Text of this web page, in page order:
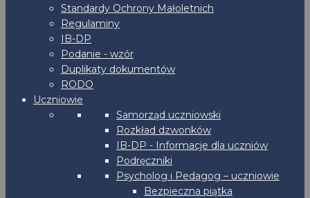
Standardy Ochrony Małoletnich
Regulaminy
IB-DP
Podanie - wzór
Duplikaty dokumentów
RODO
Uczniowie
Samorząd uczniowski
Rozkład dzwonków
IB-DP - Informacje dla uczniów
Podręczniki
Psycholog i Pedagog – uczniowie
Bezpieczna piątka